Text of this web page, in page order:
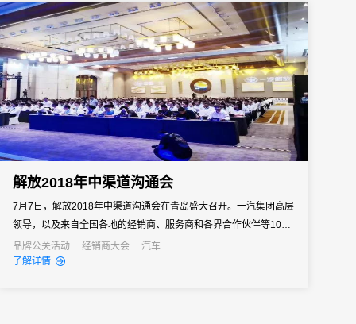
解放2018年中渠道沟通会
7月7日，解放2018年中渠道沟通会在青岛盛大召开。一汽集团高层
领导，以及来自全国各地的经销商、服务商和各界合作伙伴等1000
余人齐聚青岛，共襄盛会。31会议作为数字会务支持全程见证。
品牌公关活动 经销商大会
汽车
了解详情